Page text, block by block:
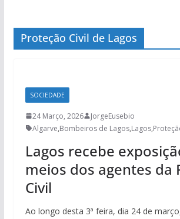
Proteção Civil de Lagos
SOCIEDADE
24 Março, 2026
JorgeEusebio
Algarve,Bombeiros de Lagos,Lagos,
Lagos recebe
meios dos agentes da
Civil
Ao longo desta 3ª feira, dia 24 de